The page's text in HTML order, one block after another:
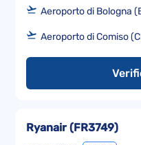
Aeroporto di Bologna
Aeroporto di Comiso
Ryanair(FR3749)